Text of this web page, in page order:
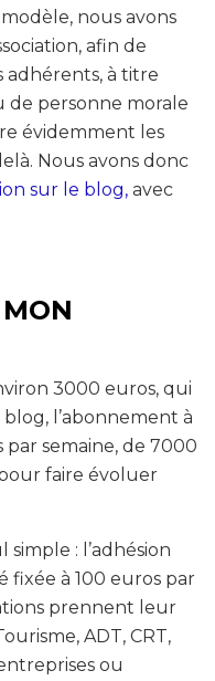
nous avons
afin de
adhérents, à titre
de personne morale
évidemment les
Nous avons donc
sur le blog, avec
3000 euros, qui
l’abonnement à
par semaine, de 7000
faire évoluer
: l’adhésion
fixée à 100 euros par
prennent leur
ADT, CRT,
ou